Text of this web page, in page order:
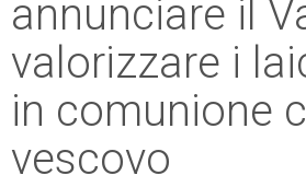
annunciare il
valorizzare i
in comunione
vescovo